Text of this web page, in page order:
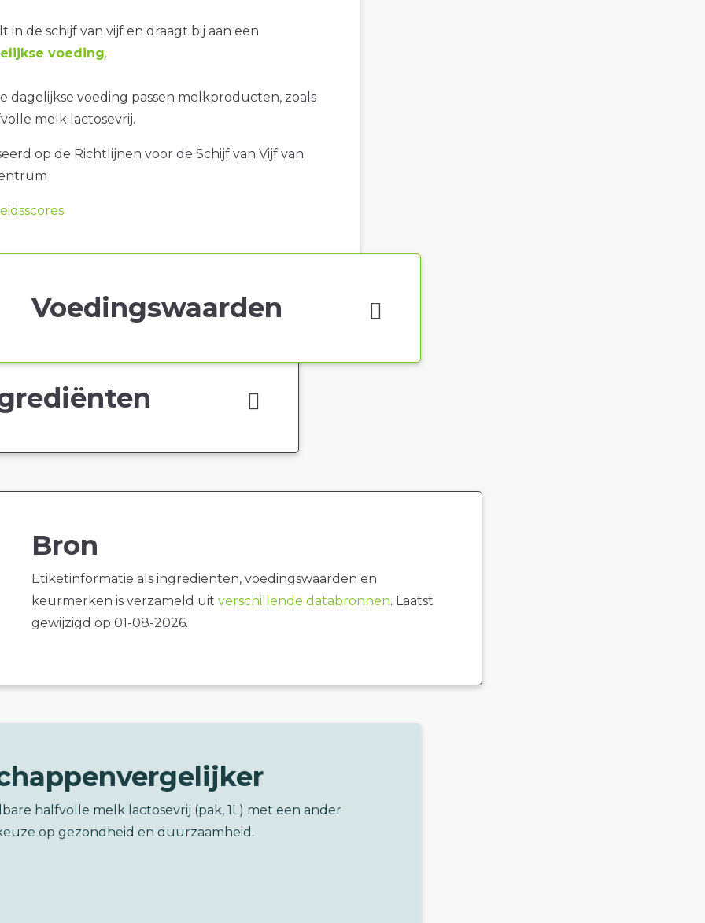
in de schijf van vijf en draagt bij aan een
voeding.
dagelijkse voeding passen melkproducten, zoals
melk lactosevrij.
op de Richtlijnen voor de Schijf van Vijf van
Voedingswaarden
Bron
Etiketinformatie als ingrediënten, voedingswaarden en
keurmerken is verzameld uit verschillende databronnen. Laatst
gewijzigd op 01-08-2026.
halfvolle melk lactosevrij (pak, 1L) met een ander
op gezondheid en duurzaamheid.